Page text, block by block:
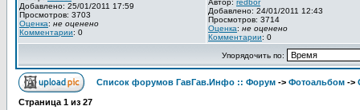
Добавлено: 25/01/2011 17:59
Просмотров: 3703
Оценка: не оценено
Комментарии: 0
Автор: redbor
Добавлено: 24/01/2011 12:43
Просмотров: 3714
Оценка: не оценено
Комментарии: 0
Упорядочить по:
Список форумов ГавГав.Инфо :: Форум -> Фотоальбом ->
Страница 1 из 27